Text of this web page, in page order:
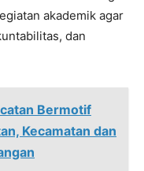
akademik agar
dan
Bermotif
Kecamatan dan